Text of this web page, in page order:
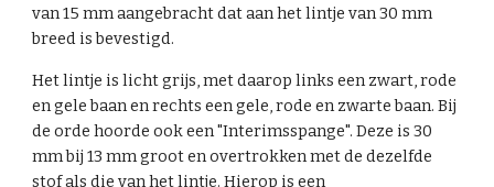
van 15 mm aangebracht dat aan het lintje van 30 mm
breed is bevestigd.
Het lintje is licht grijs, met daarop links een zwart, rode
en gele baan en rechts een gele, rode en zwarte baan. Bij
de orde hoorde ook een "Interimsspange". Deze is 30
mm bij 13 mm groot en overtrokken met de dezelfde
stof als die van het lintje. Hierop is een